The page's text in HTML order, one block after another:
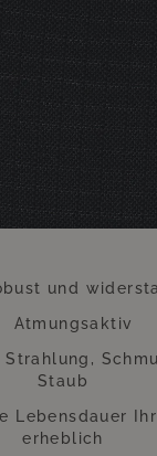
dadurch zu erzielende
zu heftiger
sparen. Diese kleine
dass Sie sich lange
Möbeln werden erfreuen
die Überzüge
Dies beeinträchtigt
des Überzugs. Der
Polyester.
und
Atmungsaktiv
Staub
Lebensdauer
erheblich